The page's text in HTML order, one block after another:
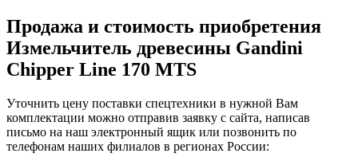
Продажа и cтоимость приобретения
Измельчитель древесины Gandini
Chipper Line 170 MTS
Уточнить цену поставки спецтехники в нужной Вам
комплектации можно отправив заявку с сайта, написав
письмо на наш электронный ящик или позвонить по
телефонам наших филиалов в регионах России: